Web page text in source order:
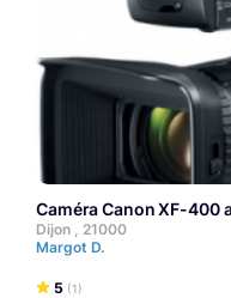
Caméra Canon XF-400
Dijon , 21000
Margot D.
5 (1)